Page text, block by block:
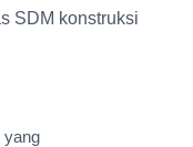
SDM konstruksi
yang